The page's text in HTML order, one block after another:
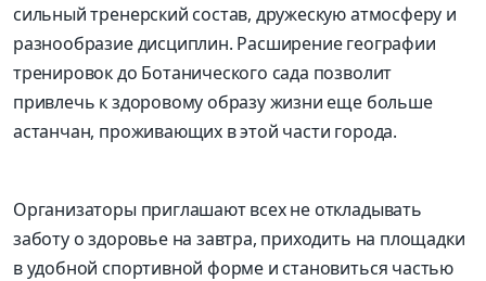
сильный тренерский состав, дружескую атмосферу и
разнообразие дисциплин. Расширение географии
тренировок до Ботанического сада позволит
привлечь к здоровому образу жизни еще больше
астанчан, проживающих в этой части города.
Организаторы приглашают всех не откладывать
заботу о здоровье на завтра, приходить на площадки
в удобной спортивной форме и становиться частью